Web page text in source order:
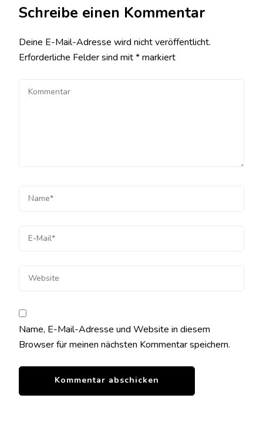
Schreibe einen Kommentar
Deine E-Mail-Adresse wird nicht veröffentlicht.
Erforderliche Felder sind mit*markiert
Name, E-Mail-Adresse und Website in diesem
Browser für meinen nächsten Kommentar speichern.